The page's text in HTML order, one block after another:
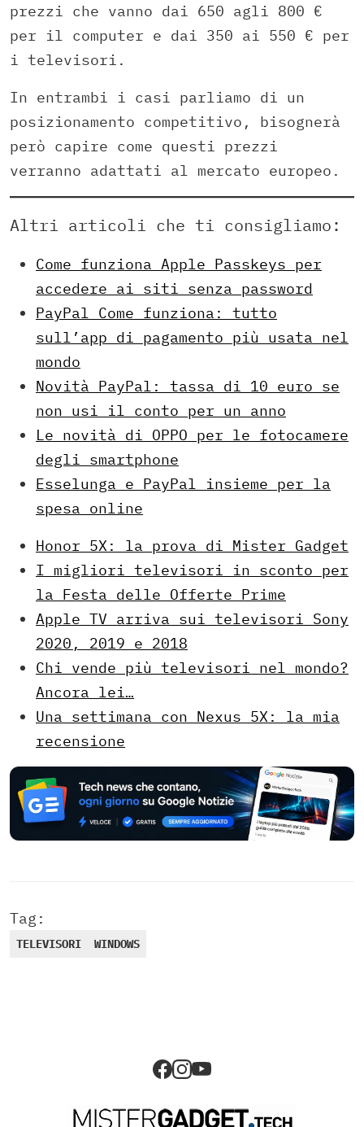
prezzi che vanno dai 650 agli 800 €
per il computer e dai 350 ai 550 € per
i televisori.
In entrambi i casi parliamo di un
posizionamento competitivo, bisognerà
però capire come questi prezzi
verranno adattati al mercato europeo.
Altri articoli che ti consigliamo:
Come funziona Apple Passkeys per
accedere ai siti senza password
PayPal Come funziona: tutto
sull’app di pagamento più usata nel
mondo
Novità PayPal: tassa di 10 euro se
non usi il conto per un anno
Le novità di OPPO per le fotocamere
degli smartphone
Esselunga e PayPal insieme per la
spesa online
Honor 5X: la prova di Mister Gadget
I migliori televisori in sconto per
la Festa delle Offerte Prime
Apple TV arriva sui televisori Sony
2020, 2019 e 2018
Chi vende più televisori nel mondo?
Ancora lei…
Una settimana con Nexus 5X: la mia
recensione
Tag:
TELEVISORI WINDOWS